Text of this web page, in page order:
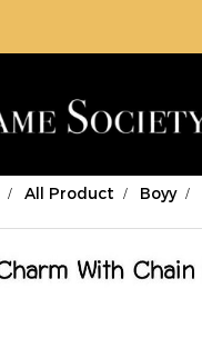
All Product Boyy